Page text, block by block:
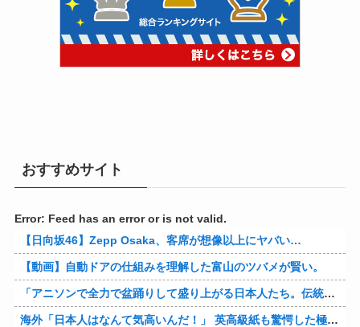
おすすめサイト
Error: Feed has an error or is not valid.
【日向坂46】Zepp Osaka、客席が想像以上にヤバい…
【動画】自動ドアの仕組みを理解した富山のツバメが賢い。
「アニソンで全力で盆踊りして盛り上がる日本人たち。伝統もオタクもこの熱量、素晴らしい」→女さんブチギレ「これを見て『日本の品格が落ちた』と思いま…
海外「日本人はなんて気高いんだ！」 英高級紙も驚愕した極限の中の日本人の姿に世界が衝撃